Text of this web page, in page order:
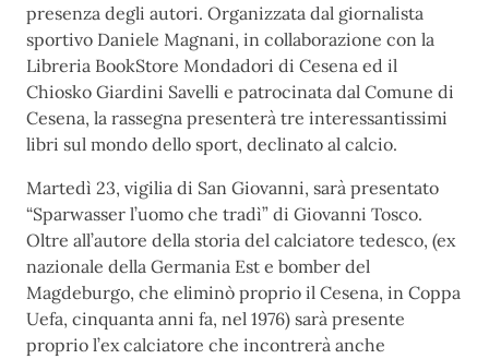
presenza degli autori. Organizzata dal giornalista
sportivo Daniele Magnani, in collaborazione con la
Libreria BookStore Mondadori di Cesena ed il
Chiosko Giardini Savelli e patrocinata dal Comune di
Cesena, la rassegna presenterà tre interessantissimi
libri sul mondo dello sport, declinato al calcio.
Martedì 23, vigilia di San Giovanni, sarà presentato
“Sparwasser l’uomo che tradì” di Giovanni Tosco.
Oltre all’autore della storia del calciatore tedesco, (ex
nazionale della Germania Est e bomber del
Magdeburgo, che eliminò proprio il Cesena, in Coppa
Uefa, cinquanta anni fa, nel 1976) sarà presente
proprio l’ex calciatore che incontrerà anche